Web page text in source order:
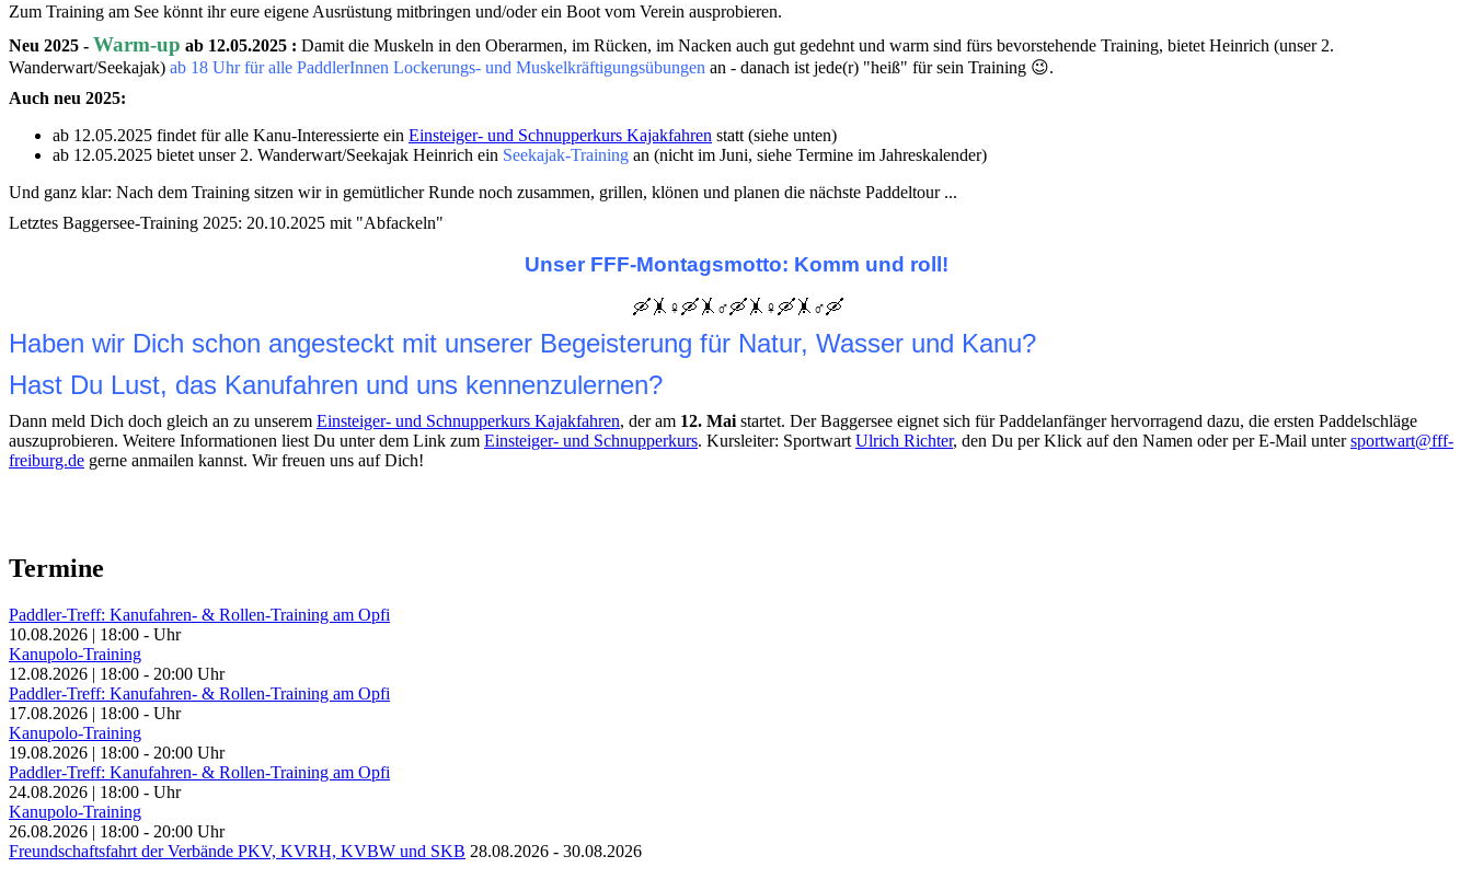
Zum Training am See könnt ihr eure eigene Ausrüstung mitbringen und/oder ein Boot vom Verein ausprobieren.
Neu 2025 - Warm-up ab 12.05.2025 : Damit die Muskeln in den Oberarmen, im Rücken, im Nacken auch gut gedehnt und warm sind fürs bevorstehende Training, bietet Heinrich (unser 2.
Wanderwart/Seekajak) ab 18 Uhr für alle PaddlerInnen Lockerungs- und Muskelkräftigungsübungen an - danach ist jede(r) "heiß" für sein Training 😉.
Auch neu 2025:
ab 12.05.2025 findet für alle Kanu-Interessierte ein Einsteiger- und Schnupperkurs Kajakfahren statt (siehe unten)
ab 12.05.2025 bietet unser 2. Wanderwart/Seekajak Heinrich ein Seekajak-Training an (nicht im Juni, siehe Termine im Jahreskalender)
Und ganz klar: Nach dem Training sitzen wir in gemütlicher Runde noch zusammen, grillen, klönen und planen die nächste Paddeltour ...
Letztes Baggersee-Training 2025: 20.10.2025 mit "Abfackeln"
Unser FFF-Montagsmotto: Komm und roll!
🛶🤸♀️🛶🤸♂️🛶🤸♀️🛶🤸♂️🛶
Haben wir Dich schon angesteckt mit unserer Begeisterung für Natur, Wasser und Kanu?
Hast Du Lust, das Kanufahren und uns kennenzulernen?
Dann meld Dich doch gleich an zu unserem Einsteiger- und Schnupperkurs Kajakfahren, der am 12. Mai startet. Der Baggersee eignet sich für Paddelanfänger hervorragend dazu, die ersten Paddelschläge
auszuprobieren. Weitere Informationen liest Du unter dem Link zum Einsteiger- und Schnupperkurs. Kursleiter: Sportwart Ulrich Richter, den Du per Klick auf den Namen oder per E-Mail untersportwart@fff-
freiburg.de gerne anmailen kannst. Wir freuen uns auf Dich!
Termine
Paddler-Treff: Kanufahren- & Rollen-Training am Opfi
10.08.2026 | 18:00 - Uhr
Kanupolo-Training
12.08.2026 | 18:00 - 20:00 Uhr
Paddler-Treff: Kanufahren- & Rollen-Training am Opfi
17.08.2026 | 18:00 - Uhr
Kanupolo-Training
19.08.2026 | 18:00 - 20:00 Uhr
Paddler-Treff: Kanufahren- & Rollen-Training am Opfi
24.08.2026 | 18:00 - Uhr
Kanupolo-Training
26.08.2026 | 18:00 - 20:00 Uhr
Freundschaftsfahrt der Verbände PKV, KVRH, KVBW und SKB 28.08.2026 - 30.08.2026